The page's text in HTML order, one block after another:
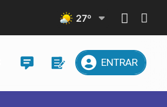
27º
ENTRAR